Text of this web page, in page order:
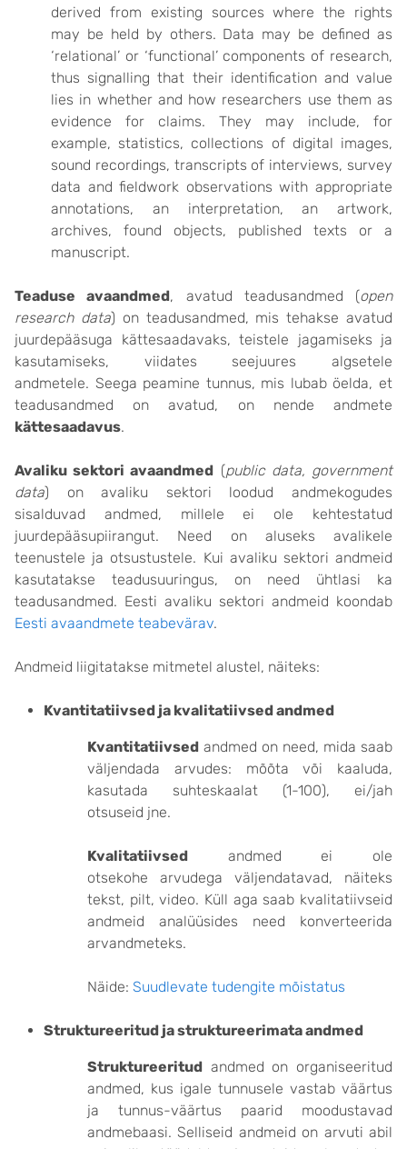
derived from existing sources where the rights
may be held by others. Data may be defined as
‘relational’ or ‘functional’ components of research,
thus signalling that their identification and value
lies in whether and how researchers use them as
evidence for claims. They may include, for
example, statistics, collections of digital images,
sound recordings, transcripts of interviews, survey
data and fieldwork observations with appropriate
annotations, an interpretation, an artwork,
archives, found objects, published texts or a
manuscript.
Teaduse avaandmed, avatud teadusandmed (open
research data) on teadusandmed, mis tehakse avatud
juurdepääsuga kättesaadavaks, teistele jagamiseks ja
kasutamiseks, viidates seejuures algsetele
andmetele. Seega peamine tunnus, mis lubab öelda, et
teadusandmed on avatud, on nende andmete
kättesaadavus.
Avaliku sektori avaandmed (public data, government
data) on avaliku sektori loodud andmekogudes
sisalduvad andmed, millele ei ole kehtestatud
juurdepääsupiirangut. Need on aluseks avalikele
teenustele ja otsustustele. Kui avaliku sektori andmeid
kasutatakse teadusuuringus, on need ühtlasi ka
teadusandmed. Eesti avaliku sektori andmeid koondab
Eesti avaandmete teabevärav.
Andmeid liigitatakse mitmetel alustel, näiteks:
Kvantitatiivsed ja kvalitatiivsed andmed
Kvantitatiivsed andmed on need, mida saab
väljendada arvudes: mõõta või kaaluda,
kasutada suhteskaalat (1-100), ei/jah
otsuseid jne.
Kvalitatiivsed andmed ei ole
otsekohe arvudega väljendatavad, näiteks
tekst, pilt, video. Küll aga saab kvalitatiivseid
andmeid analüüsides need konverteerida
arvandmeteks.
Näide: Suudlevate tudengite mõistatus
Struktureeritud ja struktureerimata andmed
Struktureeritud andmed on organiseeritud
andmed, kus igale tunnusele vastab väärtus
ja tunnus-väärtus paarid moodustavad
andmebaasi. Selliseid andmeid on arvuti abil